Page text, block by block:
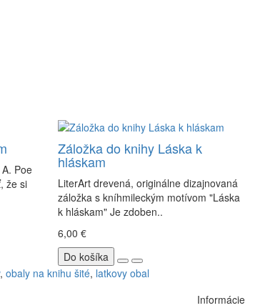
Poe
že si
Záložka do knihy Láska k
hláskam
LiterArt drevená, originálne dizajnovaná
záložka s kníhmileckým motívom "Láska
k hláskam" Je zdoben..
6,00 €
Do košíka
, obaly na knihu šité, latkovy obal
Informácie